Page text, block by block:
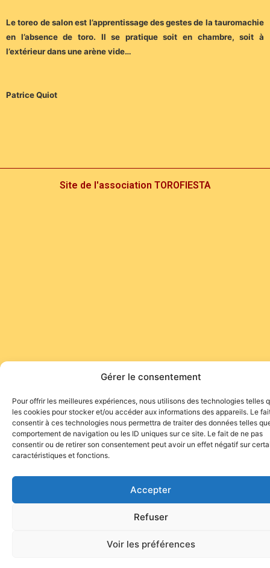
Gérer le consentement
Pour offrir les meilleures expériences, nous utilisons des technologies telles
les cookies pour stocker et/ou accéder aux informations des appareils. Le
consentir à ces technologies nous permettra de traiter des données telles
comportement de navigation ou les ID uniques sur ce site. Le fait de ne pas
consentir ou de retirer son consentement peut avoir un effet négatif sur
caractéristiques et fonctions.
Accepter
Refuser
Voir les préférences
Le toreo de salon est l’apprentissage des gestes de la tauromachie
en l’absence de toro. Il se pratique soit en chambre, soit à
l’extérieur dans une arène vide…
Patrice Quiot
Site de l'association TOROFIESTA